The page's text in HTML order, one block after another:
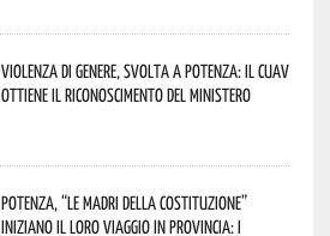
Violenza di genere, svolta a Potenza: il CUAV
ottiene il riconoscimento del Ministero
Potenza, “Le Madri della Costituzione”
iniziano il loro viaggio in provincia: i